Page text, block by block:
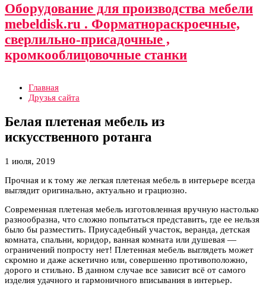
Оборудование для производства мебели
mebeldisk.ru . Форматнораскроечные,
сверлильно-присадочные ,
кромкооблицовочные станки
Главная
Друзья сайта
Белая плетеная мебель из
искусственного ротанга
1 июля, 2019
Прочная и к тому же легкая плетеная мебель в интерьере всегда
выглядит оригинально, актуально и грациозно.
Современная плетеная мебель изготовленная вручную настолько
разнообразна, что сложно попытаться представить, где ее нельзя
было бы разместить. Приусадебный участок, веранда, детская
комната, спальни, коридор, ванная комната или душевая —
ограничений попросту нет! Плетенная мебель выглядеть может
скромно и даже аскетично или, совершенно противоположно,
дорого и стильно. В данном случае все зависит всё от самого
изделия удачного и гармоничного вписывания в интерьер.